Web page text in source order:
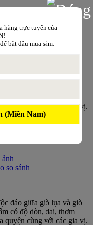
hàng trực tuyến của
bắt đầu mua sắm:
(Miền Nam)
đáo giữa giò lụa và giò
có độ dòn, dai, thơm
quyện cùng với các gia vị.
ảnh
so sánh
đáo giữa giò lụa và giò
có độ dòn, dai, thơm
quyện cùng với các gia vị.